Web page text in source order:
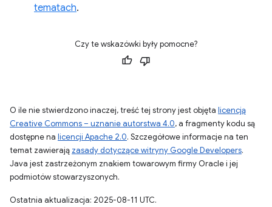
tematach.
Czy te wskazówki były pomocne?
O ile nie stwierdzono inaczej, treść tej strony jest objęta licencją
Creative Commons – uznanie autorstwa 4.0, a fragmenty kodu są
dostępne na licencji Apache 2.0. Szczegółowe informacje na ten
temat zawierają zasady dotyczące witryny Google Developers.
Java jest zastrzeżonym znakiem towarowym firmy Oracle i jej
podmiotów stowarzyszonych.
Ostatnia aktualizacja: 2025-08-11 UTC.